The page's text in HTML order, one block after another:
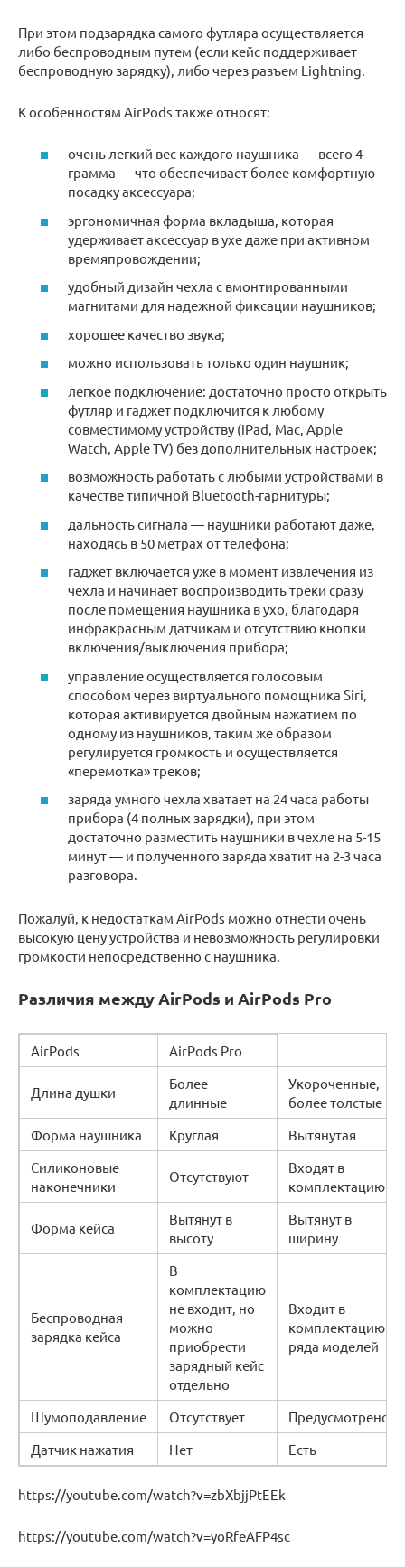
При этом подзарядка самого футляра осуществляется
либо беспроводным путем (если кейс поддерживает
беспроводную зарядку), либо через разъем Lightning.
К особенностям AirPods также относят:
очень легкий вес каждого наушника — всего 4
грамма — что обеспечивает более комфортную
посадку аксессуара;
эргономичная форма вкладыша, которая
удерживает аксессуар в ухе даже при активном
времяпровождении;
удобный дизайн чехла с вмонтированными
магнитами для надежной фиксации наушников;
хорошее качество звука;
можно использовать только один наушник;
легкое подключение: достаточно просто открыть
футляр и гаджет подключится к любому
совместимому устройству (iPad, Mac, Apple
Watch, Apple TV) без дополнительных настроек;
возможность работать с любыми устройствами в
качестве типичной Bluetooth-гарнитуры;
дальность сигнала — наушники работают даже,
находясь в 50 метрах от телефона;
гаджет включается уже в момент извлечения из
чехла и начинает воспроизводить треки сразу
после помещения наушника в ухо, благодаря
инфракрасным датчикам и отсутствию кнопки
включения/выключения прибора;
управление осуществляется голосовым
способом через виртуального помощника Siri,
которая активируется двойным нажатием по
одному из наушников, таким же образом
регулируется громкость и осуществляется
«перемотка» треков;
заряда умного чехла хватает на 24 часа работы
прибора (4 полных зарядки), при этом
достаточно разместить наушники в чехле на 5-15
минут — и полученного заряда хватит на 2-3 часа
разговора.
Пожалуй, к недостаткам AirPods можно отнести очень
высокую цену устройства и невозможность регулировки
громкости непосредственно с наушника.
Различия между AirPods и AirPods Pro
AirPods AirPods Pro
Длина душки
Более
длинные
Укороченные,
более толстые
Форма наушника
Круглая
Вытянутая
Силиконовые
наконечники
Отсутствуют
Входят в
комплектацию
Форма кейса
Вытянут в
высоту
Вытянут в
ширину
Беспроводная
зарядка кейса
В
комплектацию
не входит, но
можно
приобрести
зарядный кейс
отдельно
Входит в
комплектацию
ряда моделей
Шумоподавление Отсутствует
Предусмотрено
Датчик нажатия
Нет Есть
https://youtube.com/watch?v=zbXbjjPtEEk
https://youtube.com/watch?v=yoRfeAFP4sc